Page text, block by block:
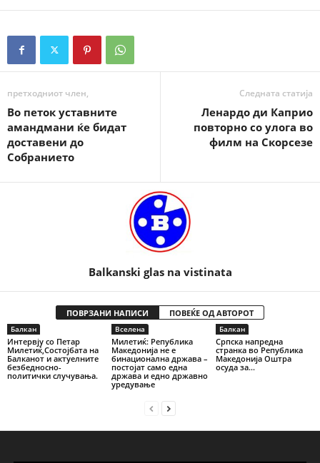
претходниот член,
Во петок уставните
амандмани ќе бидат
доставени до
Собранието
Следната статија
Ленардо ди Каприо
повторно со улога во
филм на Скорсезе
Balkanski glas na vistinata
ПОВРЗАНИ НАПИСИ ПОВЕЌЕ ОД АВТОРОТ
Балкан
Интервју со Петар
Милетиќ,Состојбата на
Балканот и актуелните
безбедносно-
политички случувања.
Вселена
Милетиќ: Република
Македонија не е
бинационална држава –
постојат само една
држава и едно државно
уредување
Балкан
Српска напредна
странка во Република
Македонија Оштра
осуда за...